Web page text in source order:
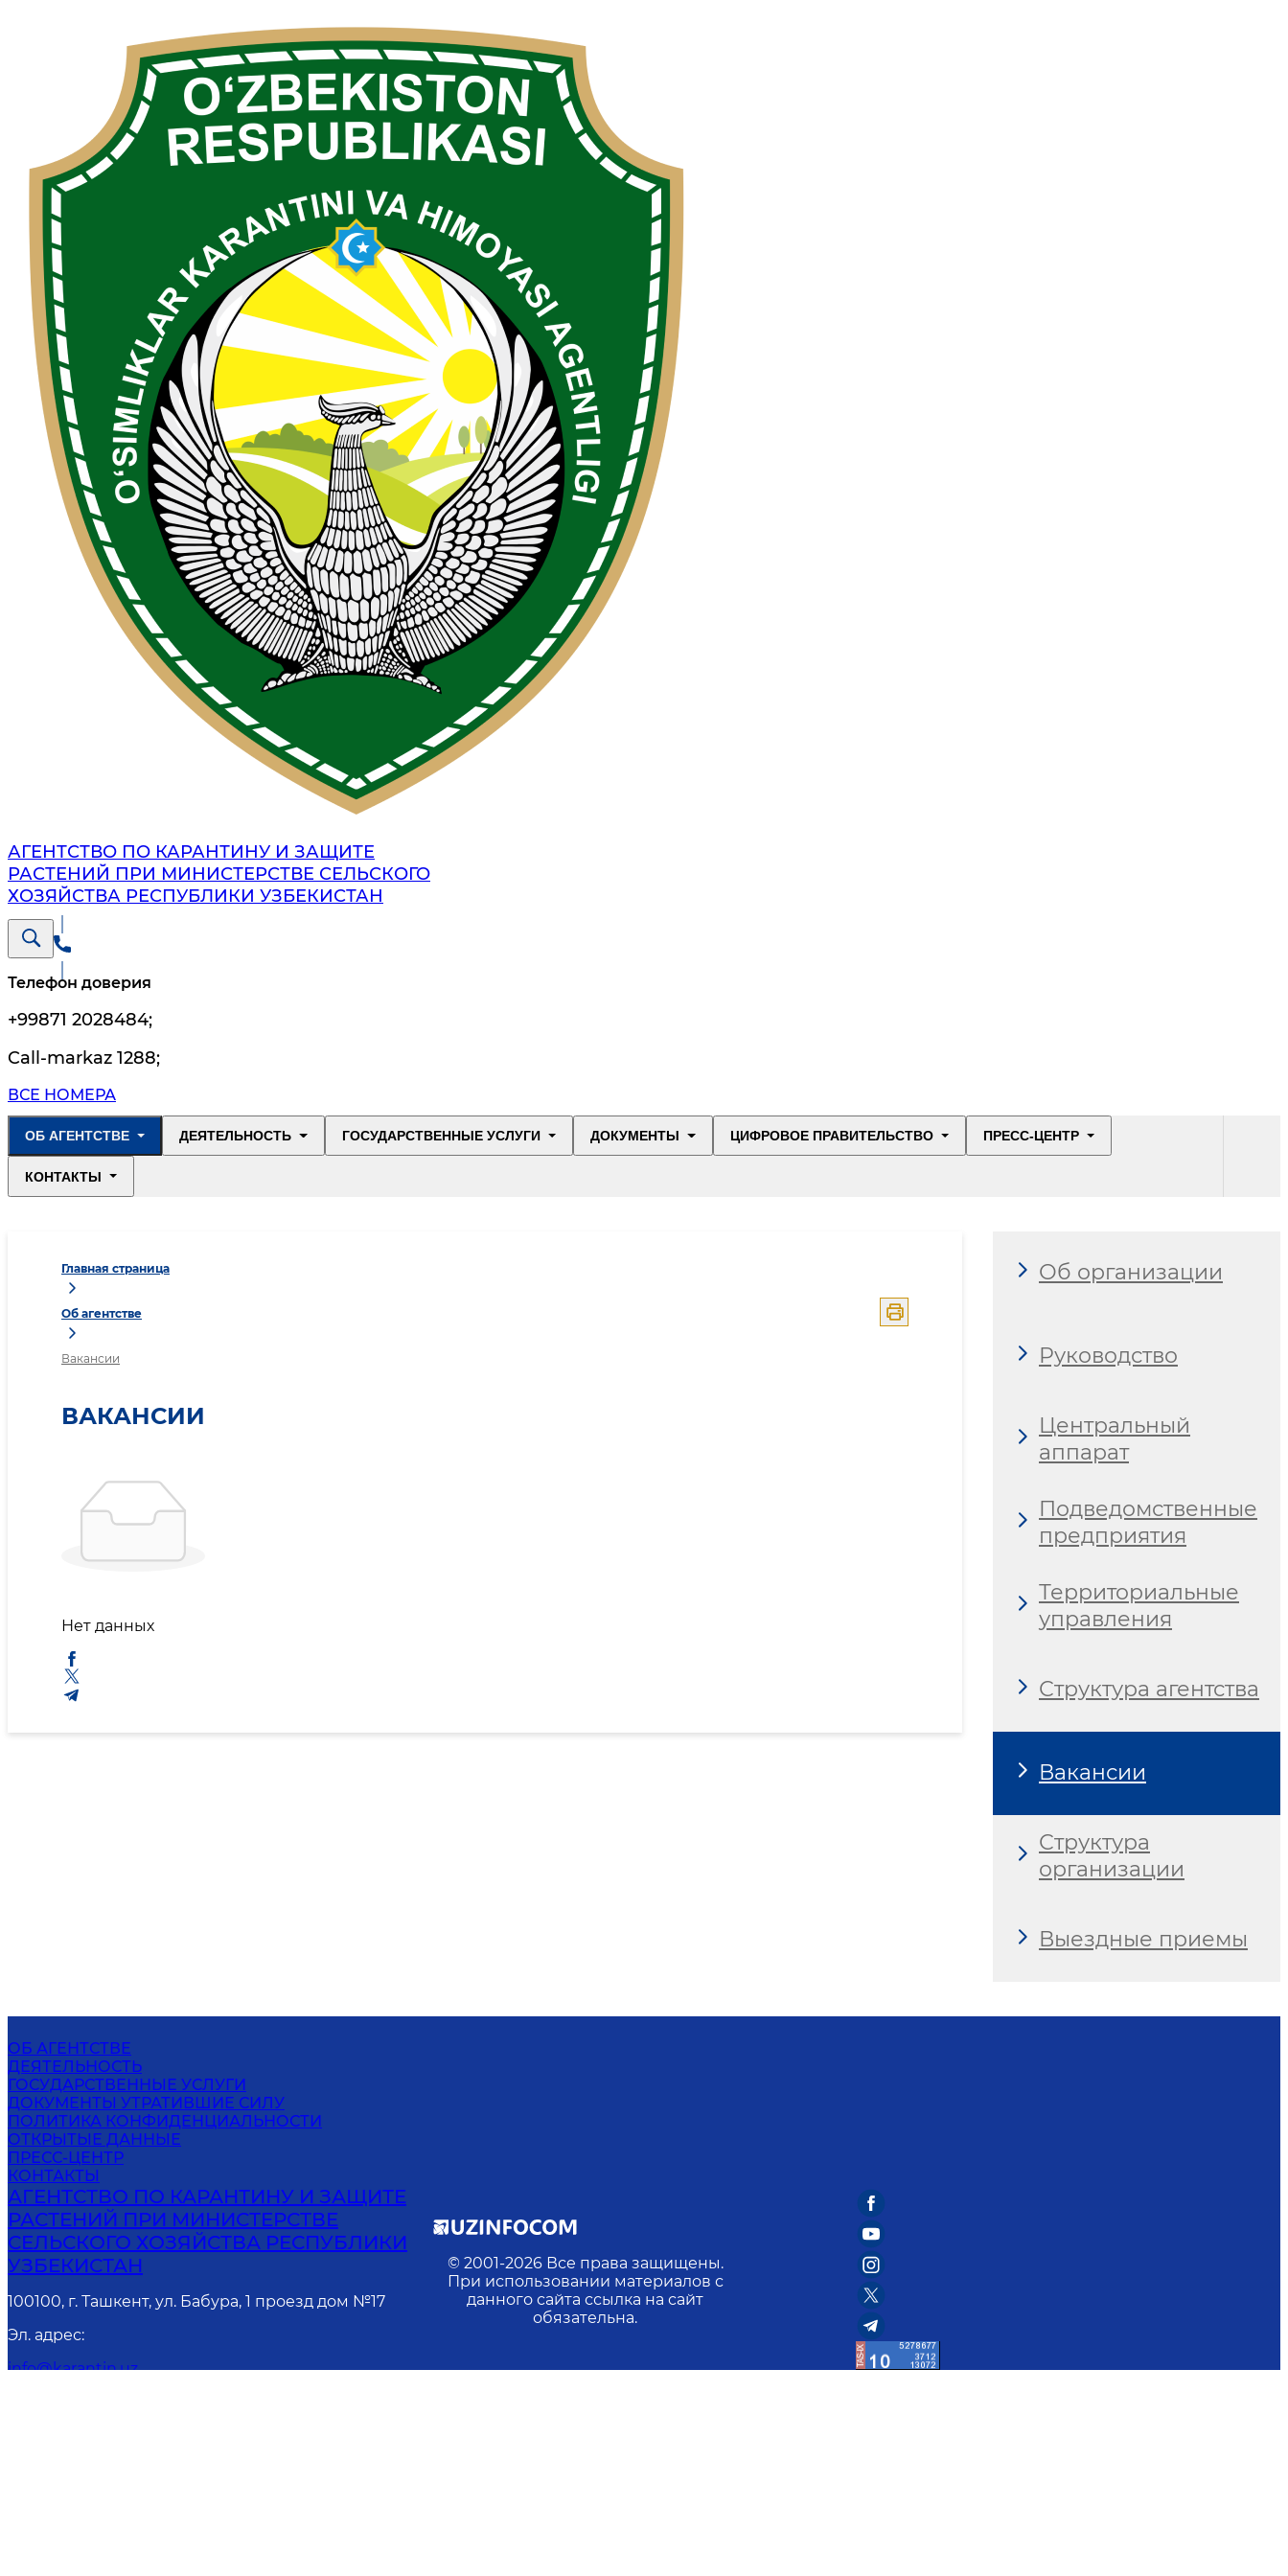
АГЕНТСТВО ПО КАРАНТИНУ И ЗАЩИТЕ
РАСТЕНИЙ ПРИ МИНИСТЕРСТВЕ СЕЛЬСКОГО
ХОЗЯЙСТВА РЕСПУБЛИКИ УЗБЕКИСТАН
Телефон доверия
+99871 2028484;
Call-markaz 1288;
ВСЕ НОМЕРА
ОБ АГЕНТСТВЕ ДЕЯТЕЛЬНОСТЬ ГОСУДАРСТВЕННЫЕ УСЛУГИ ДОКУМЕНТЫ ЦИФРОВОЕ ПРАВИТЕЛЬСТВО ПРЕСС-ЦЕНТР
КОНТАКТЫ
Главная страница
Об агентстве
Вакансии
ВАКАНСИИ
Нет данных
Об организации
Руководство
Центральный
аппарат
Подведомственные
предприятия
Территориальные
управления
Структура агентства
Вакансии
Структура
организации
Выездные приемы
ОБ АГЕНТСТВЕ
ДЕЯТЕЛЬНОСТЬ
ГОСУДАРСТВЕННЫЕ УСЛУГИ
ДОКУМЕНТЫ УТРАТИВШИЕ СИЛУ
ПОЛИТИКА КОНФИДЕНЦИАЛЬНОСТИ
ОТКРЫТЫЕ ДАННЫЕ
ПРЕСС-ЦЕНТР
КОНТАКТЫ
АГЕНТСТВО ПО КАРАНТИНУ И ЗАЩИТЕ
РАСТЕНИЙ ПРИ МИНИСТЕРСТВЕ
СЕЛЬСКОГО ХОЗЯЙСТВА РЕСПУБЛИКИ
УЗБЕКИСТАН
100100, г. Ташкент, ул. Бабура, 1 проезд дом №17
Эл. адрес:
info@karantin.uz
© 2001-2026 Все права защищены.
При использовании материалов с
данного сайта ссылка на сайт
обязательна.